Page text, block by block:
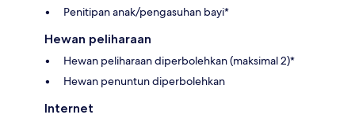
Penitipan anak/pengasuhan bayi*
Hewan peliharaan
Hewan peliharaan diperbolehkan (maksimal 2)*
Hewan penuntun diperbolehkan
Internet